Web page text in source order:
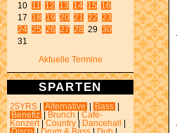
10 11 12 13 14 15
16
17 18 19 20 21 22 23
24 25 26 27 28 29 30
31
Aktuelle Termine
SPARTEN
25YRS Alternative Bass
Benefiz
Brunch
Café-
Konzert
Country Dancehall